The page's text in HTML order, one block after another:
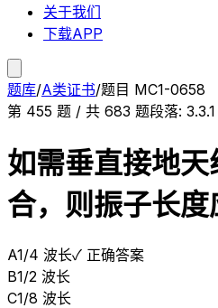
关于我们
下载APP
题库/A类证书/题目 MC1-0658
第 455 题 / 共 683 题段落: 3.3.1
如需垂直接地
合，则振子长度
A1/4 波长✓ 正确答案
B1/2 波长
C1/8 波长